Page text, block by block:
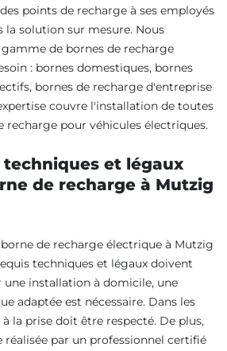
points de recharge à ses employés
la solution sur mesure. Nous
de bornes de recharge
: bornes domestiques, bornes
bornes de recharge d'entreprise
couvre l'installation de toutes
recharge pour véhicules électriques.
techniques et légaux
de recharge à Mutzig
de recharge électrique à Mutzig
techniques et légaux doivent
une installation à domicile, une
adaptée est nécessaire. Dans les
la prise doit être respecté. De plus,
par un professionnel certifié